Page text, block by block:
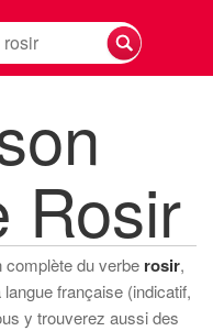
Rosir
complète du verbe rosir,
française (indicatif,
y trouverez aussi des